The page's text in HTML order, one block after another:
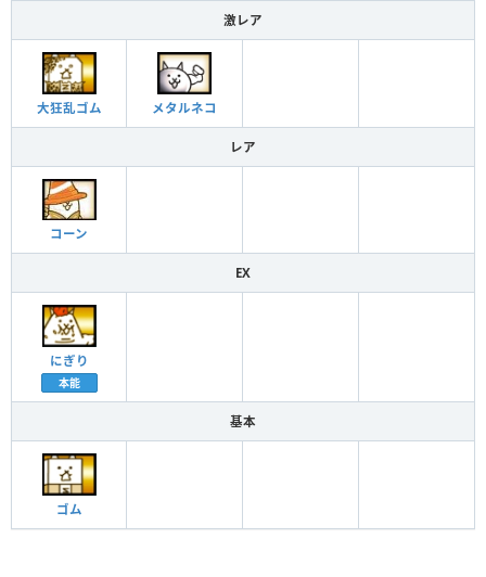
激レア
大狂乱ゴム メタルネコ
レア
コーン
EX
にぎり
本能
基本
ゴム